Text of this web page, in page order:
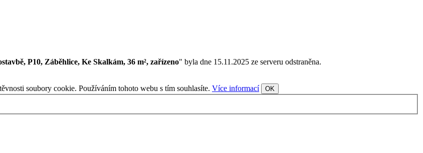
P10, Záběhlice, Ke Skalkám, 36 m², zařízeno" byla dne 15.11.2025 ze serveru odstraněna.
soubory cookie. Používáním tohoto webu s tím souhlasíte. Více informací OK